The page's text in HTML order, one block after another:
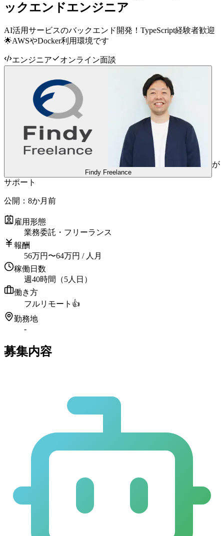
ックエンドエンジニア
AI活用サービスのバックエンド開発！TypeScript経験者歓迎
🌟AWSやDocker利用環境です
エンジニア オンライン面談
Findy Freelance
が
サポート
公開： 8か月前
雇用形態
業務委託・フリーランス
報酬
56万円 〜64万円 / 人月
稼働日数
週40時間（5人日）
働き方
フルリモート 👍
勤務地
-
募集内容